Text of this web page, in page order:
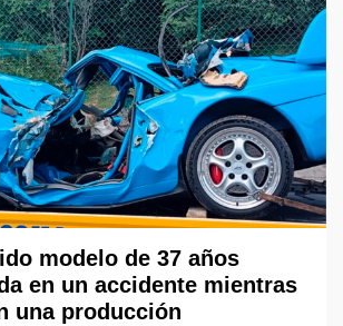
modelo de 37 años
en un accidente mientras
una producción